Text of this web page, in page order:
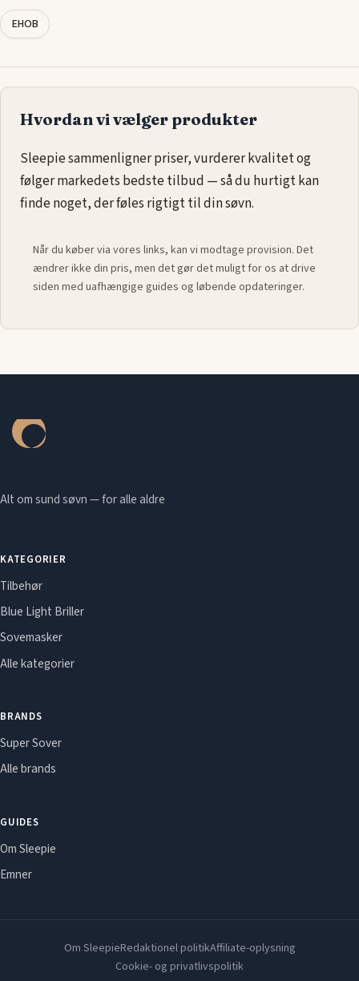
EHOB
Hvordan vi vælger produkter
Sleepie sammenligner priser, vurderer kvalitet og
følger markedets bedste tilbud — så du hurtigt kan
finde noget, der føles rigtigt til din søvn.
Når du køber via vores links, kan vi modtage provision. Det
ændrer ikke din pris, men det gør det muligt for os at drive
siden med uafhængige guides og løbende opdateringer.
Alt om sund søvn — for alle aldre
KATEGORIER
Tilbehør
Blue Light Briller
Sovemasker
Alle kategorier
BRANDS
Super Sover
Alle brands
GUIDES
Om Sleepie
Emner
Om SleepieRedaktionel politikAffiliate-oplysning
Cookie- og privatlivspolitik